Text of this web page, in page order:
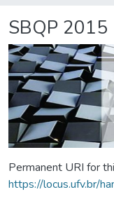
SBQP 2015
Permanent URI for
https://locus.ufv.br/